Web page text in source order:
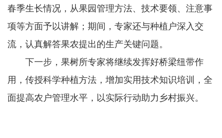
春季生长情况，从果园管理方法、技术要领、注意事
项等方面予以讲解；期间，专家还与种植户深入交
流，认真解答果农提出的生产关键问题。
下一步，果树所专家将继续发挥好桥梁纽带作
用，传授科学种植方法，增加实用技术知识培训，全
面提高农户管理水平，以实际行动助力乡村振兴。